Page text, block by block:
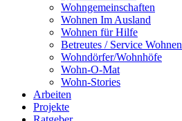
Wohngemeinschaften
Wohnen Im Ausland
Wohnen für Hilfe
Betreutes / Service Wohnen
Wohndörfer/Wohnhöfe
Wohn-O-Mat
Wohn-Stories
Arbeiten
Projekte